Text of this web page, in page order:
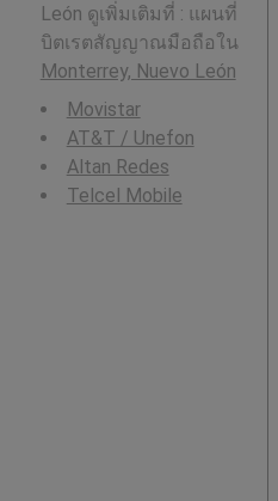
León ดูเพิ่มเติมที่ : แผนที่
บิตเรตสัญญาณมือถือใน
Monterrey, Nuevo León
Movistar
AT&T / Unefon
Altan Redes
Telcel Mobile